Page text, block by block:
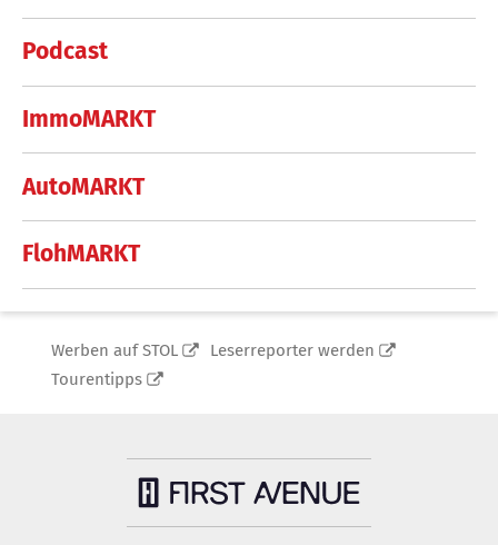
Podcast
ImmoMARKT
AutoMARKT
FlohMARKT
Werben auf STOL
Leserreporter werden
Tourentipps